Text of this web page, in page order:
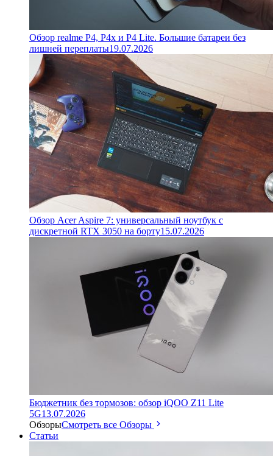
Обзор realme P4, P4x и P4 Lite. Большие батареи без
лишней переплаты19.07.2026
Обзор Acer Aspire 7: универсальный ноутбук с
дискретной RTX 3050 на борту15.07.2026
Бюджетник без тормозов: обзор iQOO Z11 Lite
5G13.07.2026
ОбзорыСмотреть все Обзоры
Статьи